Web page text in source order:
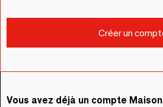
Vous avez déjà un compte